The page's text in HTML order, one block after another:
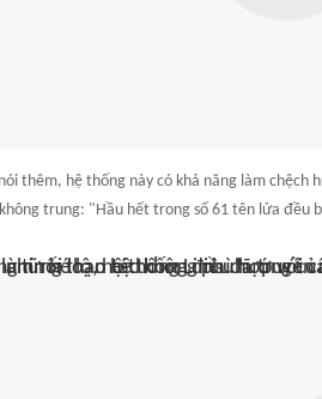
thêm, hệ thống này có khả năng làm chệch
trung: "Hầu hết trong số 61 tên lửa đều